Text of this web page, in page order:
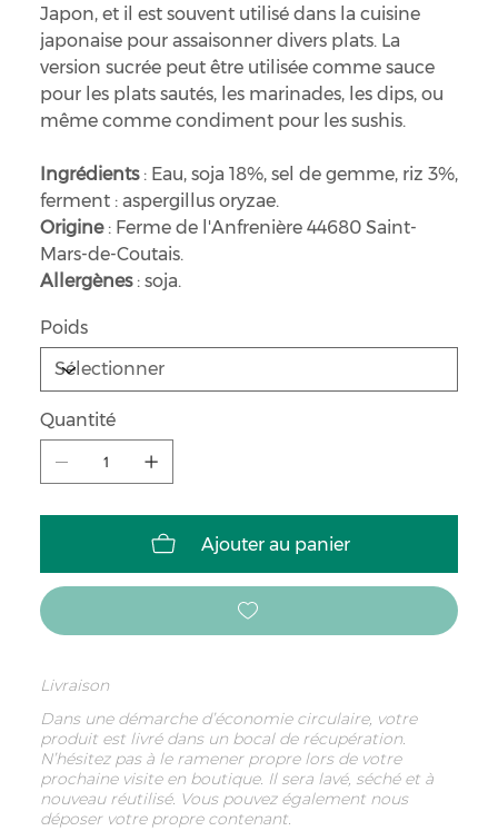
Japon, et il est souvent utilisé dans la cuisine
japonaise pour assaisonner divers plats. La
version sucrée peut être utilisée comme sauce
pour les plats sautés, les marinades, les dips, ou
même comme condiment pour les sushis.
Ingrédients : Eau, soja 18%, sel de gemme, riz 3%,
ferment : aspergillus oryzae.
Origine: Ferme de l'Anfrenière 44680 Saint-
Mars-de-Coutais.
Allergènes: soja.
Poids
Quantité
Ajouter au panier
Livraison
Dans une démarche d’économie circulaire, votre
produit est livré dans un bocal de récupération.
N’hésitez pas à le ramener propre lors de votre
prochaine visite en boutique. Il sera lavé, séché et à
nouveau réutilisé. Vous pouvez également nous
déposer votre propre contenant.